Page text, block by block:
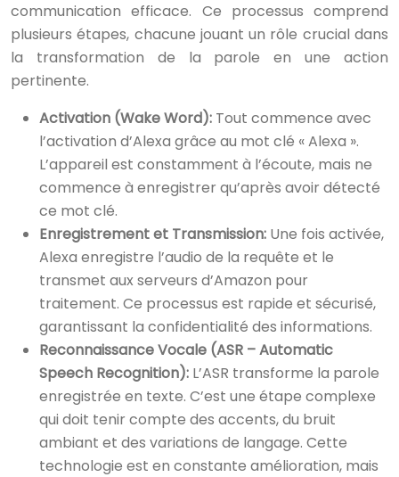
communication efficace. Ce processus comprend
plusieurs étapes, chacune jouant un rôle crucial dans
la transformation de la parole en une action
pertinente.
Activation (Wake Word): Tout commence avec
l’activation d’Alexa grâce au mot clé « Alexa ».
L’appareil est constamment à l’écoute, mais ne
commence à enregistrer qu’après avoir détecté
ce mot clé.
Enregistrement et Transmission: Une fois activée,
Alexa enregistre l’audio de la requête et le
transmet aux serveurs d’Amazon pour
traitement. Ce processus est rapide et sécurisé,
garantissant la confidentialité des informations.
Reconnaissance Vocale (ASR – Automatic
Speech Recognition): L’ASR transforme la parole
enregistrée en texte. C’est une étape complexe
qui doit tenir compte des accents, du bruit
ambiant et des variations de langage. Cette
technologie est en constante amélioration, mais